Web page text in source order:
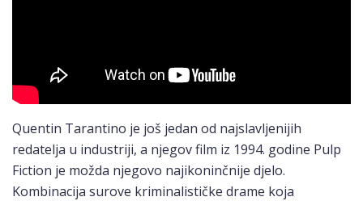
Quentin Tarantino je još jedan od najslavljenijih
redatelja u industriji, a njegov film iz 1994. godine Pulp
Fiction je možda njegovo najikoninčnije djelo.
Kombinacija surove kriminalističke drame koja